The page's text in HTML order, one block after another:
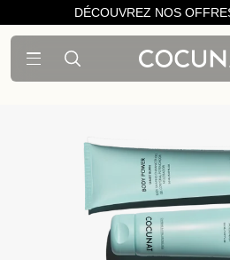
DÉCOUVREZ NOS